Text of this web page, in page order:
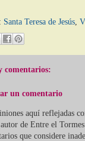
Santa Teresa de Jesús,
comentarios:
un comentario
aquí reflejadas
de Entre el
que considere